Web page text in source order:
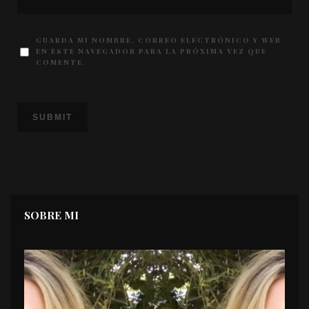
GUARDA MI NOMBRE, CORREO ELECTRÓNICO Y WEB
EN ESTE NAVEGADOR PARA LA PRÓXIMA VEZ QUE
COMENTE.
SOBRE MI